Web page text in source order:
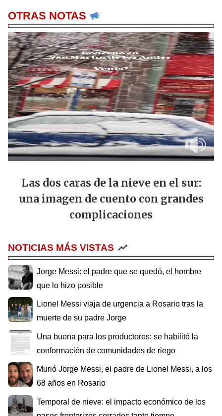
OTRAS NOTAS
Las dos caras de la nieve en el sur:
una imagen de cuento con grandes
complicaciones
NOTICIAS MÁS VISTAS
Jorge Messi: el padre que se quedó, el hombre
que lo hizo posible
Lionel Messi viaja de urgencia a Rosario tras la
muerte de su padre Jorge
Una buena para los productores: se habilitó la
conformación de comunidades de riego
Murió Jorge Messi, el padre de Lionel Messi, a los
68 años en Rosario
Temporal de nieve: el impacto económico de los